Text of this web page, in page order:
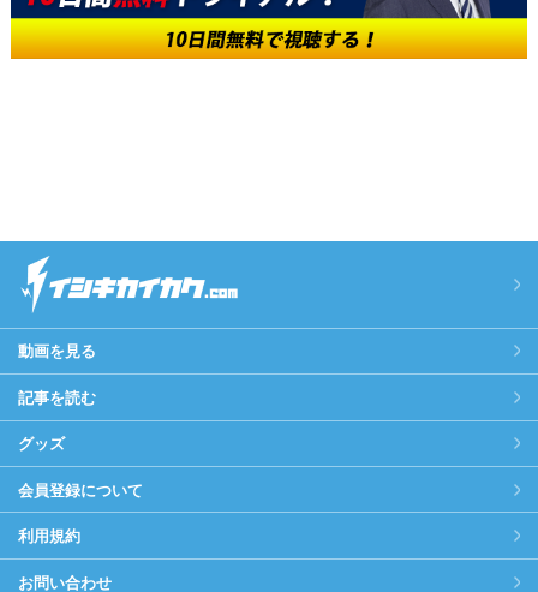
動画を見る
記事を読む
グッズ
会員登録について
利用規約
お問い合わせ